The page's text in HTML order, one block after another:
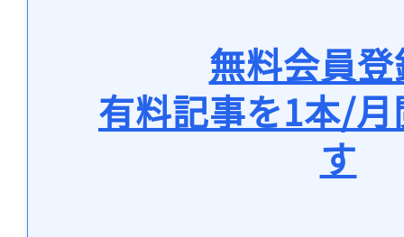
無料会員
有料記事を1本/
す